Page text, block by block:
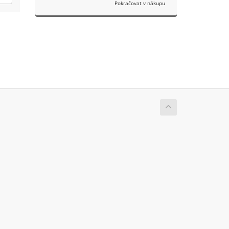
Pokračovat v nákupu